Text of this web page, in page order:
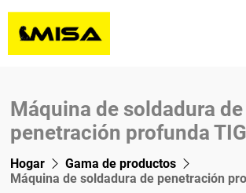
Hogar
Gama de productos
Serie MCR
Manipuladores de soldadura de
Solicitud
Máquina de soldadura de
penetración profunda TIG
Hogar
Gama de productos
Máquina de soldadura de penetración